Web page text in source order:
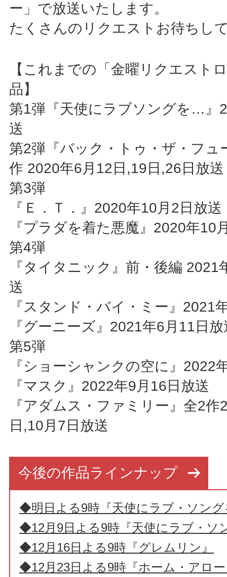
ー」で放送いたします。
たくさんのリクエストお待ちし
【これまでの「金曜リクエスト
品】
第1弾『天使にラブソングを…』
送
第2弾『バック・トゥ・ザ・フュ
作 2020年6月12日,19日,26日放送
第3弾
『Ｅ．Ｔ．』2020年10月2日放送
『プラダを着た悪魔』2020年10
第4弾
『タイタニック』前・後編 2021
送
『スタンド・バイ・ミー』2021
『グーニーズ』2021年6月11日放
第5弾
『ショーシャンクの空に』2022
『マスク』2022年9月16日放送
『アダムス・ファミリー』全2作
日,10月7日放送
今後の作品ラインナップ
◆明日よる9時『天使にラブ・ソン
◆12月9日よる9時『天使にラブ・ソ
◆12月16日よる9時『グレムリン』
◆12月23日よる9時『ホーム・アロ